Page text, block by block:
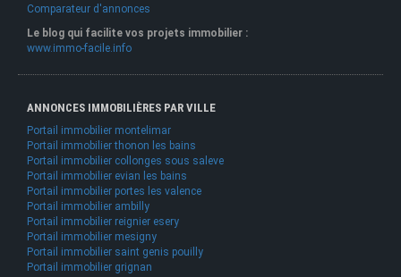
Comparateur d'annonces
Le blog qui facilite vos projets immobilier :
www.immo-facile.info
ANNONCES IMMOBILIÈRES PAR VILLE
Portail immobilier montelimar
Portail immobilier thonon les bains
Portail immobilier collonges sous saleve
Portail immobilier evian les bains
Portail immobilier portes les valence
Portail immobilier ambilly
Portail immobilier reignier esery
Portail immobilier mesigny
Portail immobilier saint genis pouilly
Portail immobilier grignan